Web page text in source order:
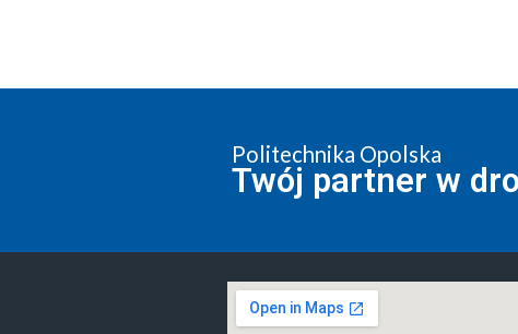
Politechnika Opolska
Twój partner w